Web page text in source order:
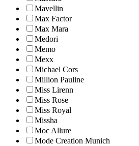
Mavellin
Max Factor
Max Mara
Medori
Memo
Mexx
Michael Cors
Million Pauline
Miss Lirenn
Miss Rose
Miss Royal
Missha
Moc Allure
Mode Creation Munich